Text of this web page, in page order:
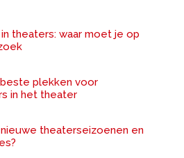
theaters: waar moet je op
plekken voor
in het theater
theaterseizoenen en